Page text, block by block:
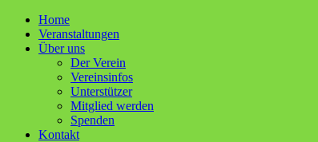
Home
Ver­an­stal­tun­gen
Über uns
Der Ver­ein
Ver­ein­sin­fos
Unter­stüt­zer
Mit­glied werden
Spen­den
Kon­takt